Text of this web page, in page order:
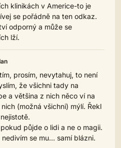
klinikách v Americe-to je
se pořádně na ten odkaz.
odporný a může se
lží.
prosím, nevytahuj, to není
že všichni tady na
a většina z nich něco ví na
(možná všichni) mýlí. Řekl
půjde o lidi a ne o magii.
se mu… samí blázni.